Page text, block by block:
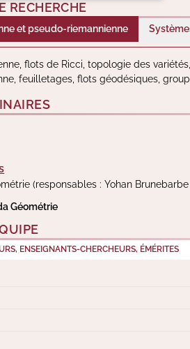
RECHERCHE
et pseudo-riemannienne
flots de Ricci, topologie des
feuilletages, flots géodésiques,
(responsables : Yohan
Géométrie
ENSEIGNANTS-CHERCHEURS, ÉMÉRITES